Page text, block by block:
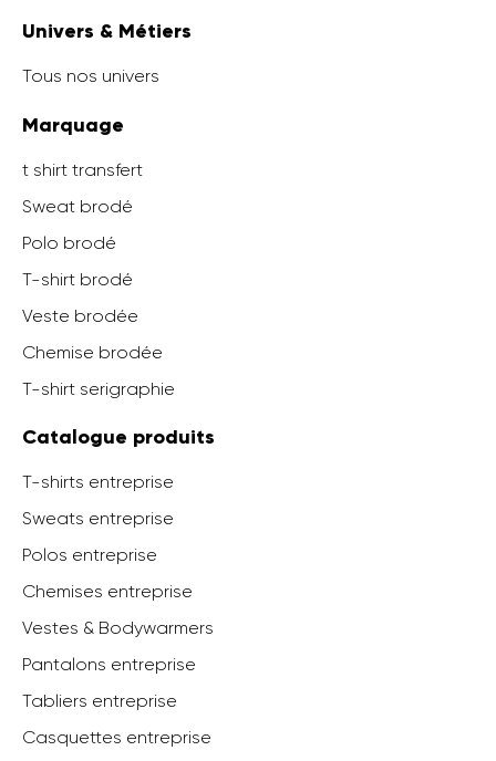
Univers & Métiers
Tous nos univers
Marquage
t shirt transfert
Sweat brodé
Polo brodé
T-shirt brodé
Veste brodée
Chemise brodée
T-shirt serigraphie
Catalogue produits
T-shirts entreprise
Sweats entreprise
Polos entreprise
Chemises entreprise
Vestes & Bodywarmers
Pantalons entreprise
Tabliers entreprise
Casquettes entreprise